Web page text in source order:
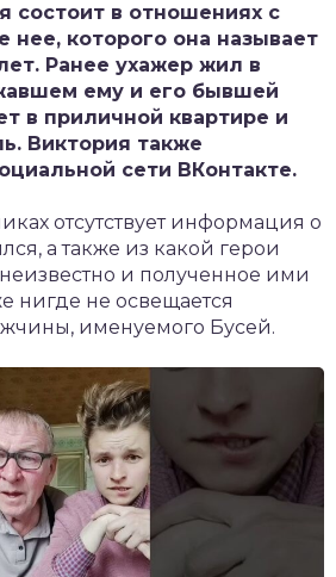
состоит в отношениях с
нее, которого она называет
Ранее ухажер жил в
ему и его бывшей
в приличной квартире и
Виктория также
сети ВКонтакте.
отсутствует информация о
а также из какой герои
и полученное ими
нигде не освещается
именуемого Бусей.